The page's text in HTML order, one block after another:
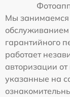
Мы занимаемся
обслуживанием
гарантийного
работает
авторизации
указанные на